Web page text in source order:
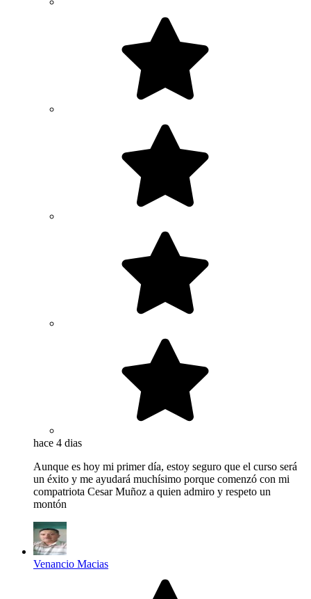
hace 4 dias
Aunque es hoy mi primer día, estoy seguro que el curso será
un éxito y me ayudará muchísimo porque comenzó con mi
compatriota Cesar Muñoz a quien admiro y respeto un
montón
Venancio Macias